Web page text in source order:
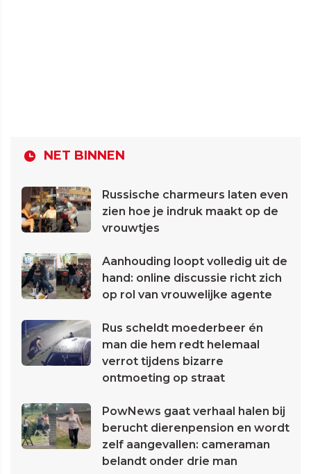
NET BINNEN
Russische charmeurs laten even
zien hoe je indruk maakt op de
vrouwtjes
Aanhouding loopt volledig uit de
hand: online discussie richt zich
op rol van vrouwelijke agente
Rus scheldt moederbeer én
man die hem redt helemaal
verrot tijdens bizarre
ontmoeting op straat
PowNews gaat verhaal halen bij
berucht dierenpension en wordt
zelf aangevallen: cameraman
belandt onder drie man